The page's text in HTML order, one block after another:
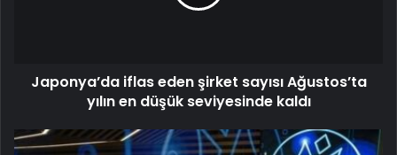
Japonya’da iflas eden şirket sayısı Ağustos’ta
yılın en düşük seviyesinde kaldı